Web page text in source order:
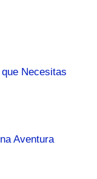
Necesitas
Aventura